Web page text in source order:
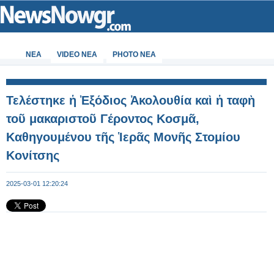
ΝΕΑ VIDEO NEA PHOTO NEA
Τελέστηκε ἡ Ἐξόδιος Ἀκολουθία καὶ ἡ ταφὴ
τοῦ μακαριστοῦ Γέροντος Κοσμᾶ,
Καθηγουμένου τῆς Ἱερᾶς Μονῆς Στομίου
Κονίτσης
2025-03-01 12:20:24